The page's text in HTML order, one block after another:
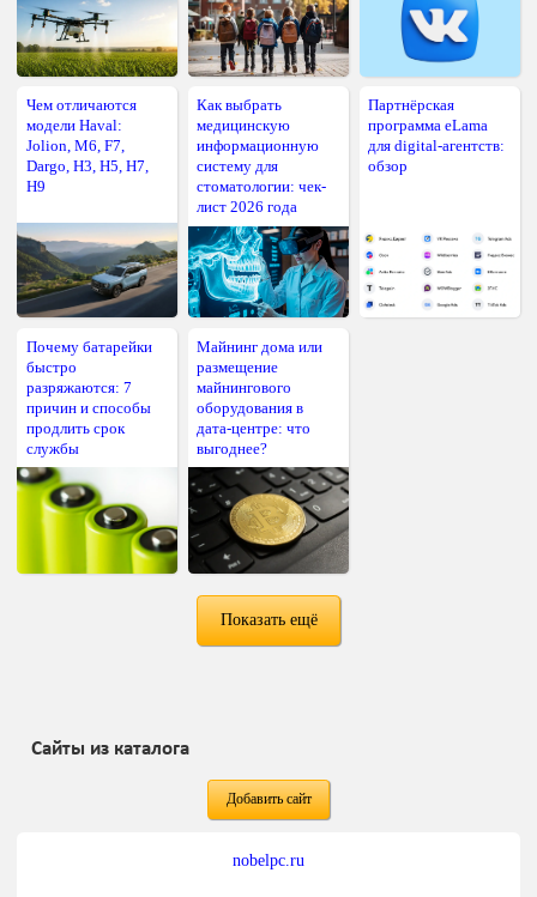
Чем отличаются
модели Haval:
Jolion, M6, F7,
Dargo, H3, H5, H7,
H9
Как выбрать
медицинскую
информационную
систему для
стоматологии: чек-
лист 2026 года
Партнёрская
программа eLama
для digital-агентств:
обзор
Почему батарейки
быстро
разряжаются: 7
причин и способы
продлить срок
службы
Майнинг дома или
размещение
майнингового
оборудования в
дата-центре: что
выгоднее?
Показать ещё
Сайты из каталога
Добавить сайт
nobelpc.ru